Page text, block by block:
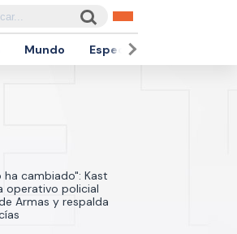
Mundo Espectáculos
ha cambiado": Kast
operativo policial
Armas y respalda